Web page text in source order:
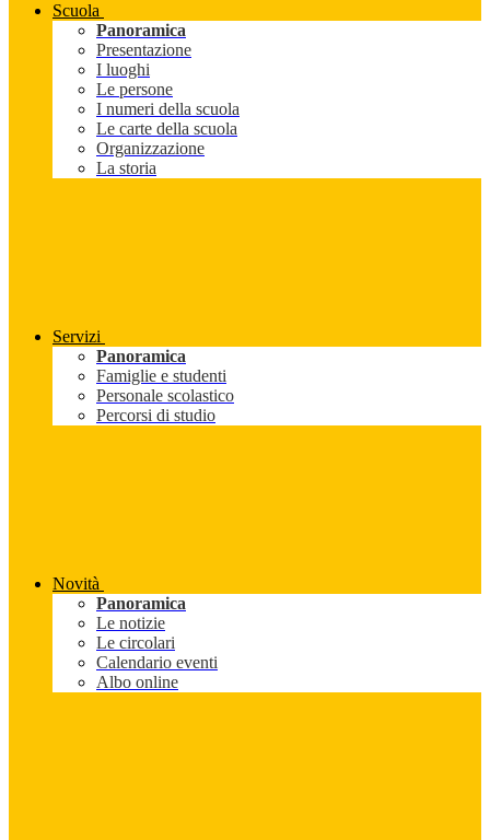
Scuola
Panoramica
Presentazione
I luoghi
Le persone
I numeri della scuola
Le carte della scuola
Organizzazione
La storia
Servizi
Panoramica
Famiglie e studenti
Personale scolastico
Percorsi di studio
Novità
Panoramica
Le notizie
Le circolari
Calendario eventi
Albo online